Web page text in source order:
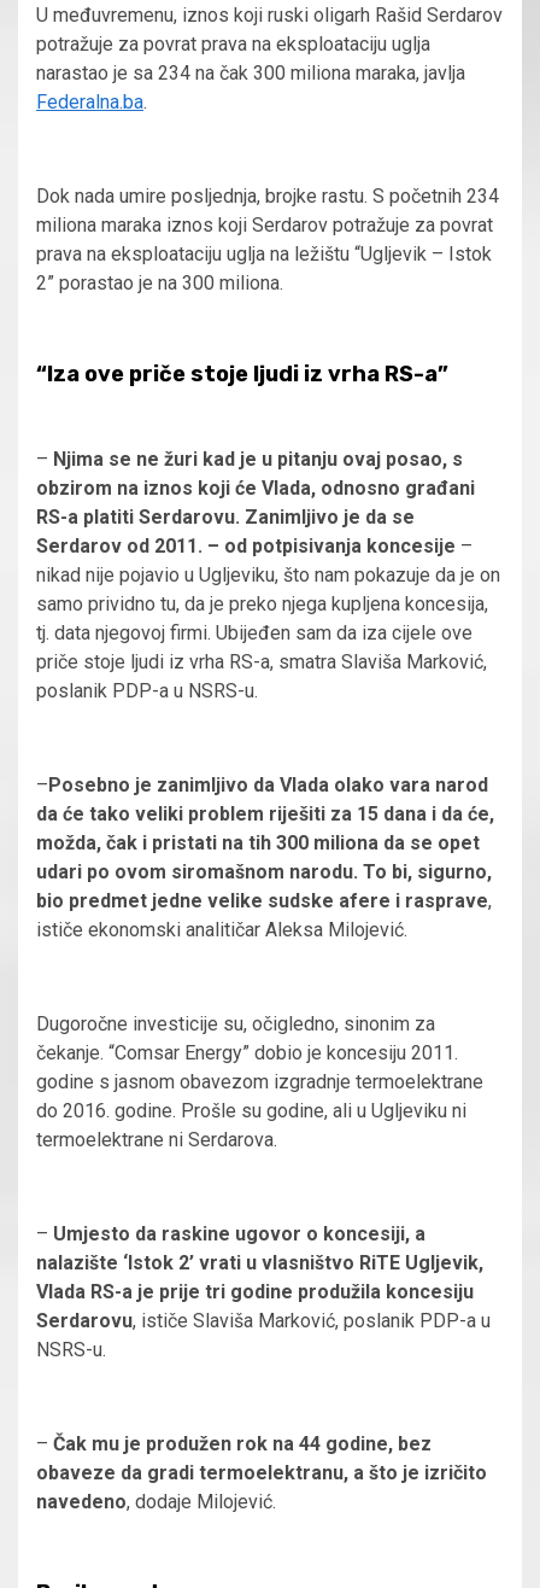
U međuvremenu, iznos koji ruski oligarh Rašid Serdarov
potražuje za povrat prava na eksploataciju uglja
narastao je sa 234 na čak 300 miliona maraka, javlja
Federalna.ba.
Dok nada umire posljednja, brojke rastu. S početnih 234
miliona maraka iznos koji Serdarov potražuje za povrat
prava na eksploataciju uglja na ležištu “Ugljevik – Istok
2” porastao je na 300 miliona.
“Iza ove priče stoje ljudi iz vrha RS-a”
– Njima se ne žuri kad je u pitanju ovaj posao, s
obzirom na iznos koji će Vlada, odnosno građani
RS-a platiti Serdarovu. Zanimljivo je da se
Serdarov od 2011. – od potpisivanja koncesije –
nikad nije pojavio u Ugljeviku, što nam pokazuje da je on
samo prividno tu, da je preko njega kupljena koncesija,
tj. data njegovoj firmi. Ubijeđen sam da iza cijele ove
priče stoje ljudi iz vrha RS-a, smatra Slaviša Marković,
poslanik PDP-a u NSRS-u.
–Posebno je zanimljivo da Vlada olako vara narod
da će tako veliki problem riješiti za 15 dana i da će,
možda, čak i pristati na tih 300 miliona da se opet
udari po ovom siromašnom narodu. To bi, sigurno,
bio predmet jedne velike sudske afere i rasprave,
ističe ekonomski analitičar Aleksa Milojević.
Dugoročne investicije su, očigledno, sinonim za
čekanje. “Comsar Energy” dobio je koncesiju 2011.
godine s jasnom obavezom izgradnje termoelektrane
do 2016. godine. Prošle su godine, ali u Ugljeviku ni
termoelektrane ni Serdarova.
– Umjesto da raskine ugovor o koncesiji, a
nalazište ‘Istok 2’ vrati u vlasništvo RiTE Ugljevik,
Vlada RS-a je prije tri godine produžila koncesiju
Serdarovu, ističe Slaviša Marković, poslanik PDP-a u
NSRS-u.
– Čak mu je produžen rok na 44 godine, bez
obaveze da gradi termoelektranu, a što je izričito
navedeno, dodaje Milojević.